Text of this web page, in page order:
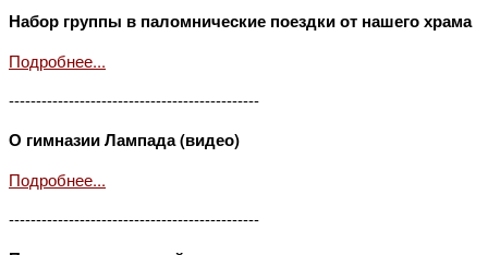
Набор группы в паломнические поездки от нашего храма
Подробнее...
----------------------------------------------
О гимназии Лампада (видео)
Подробнее...
----------------------------------------------